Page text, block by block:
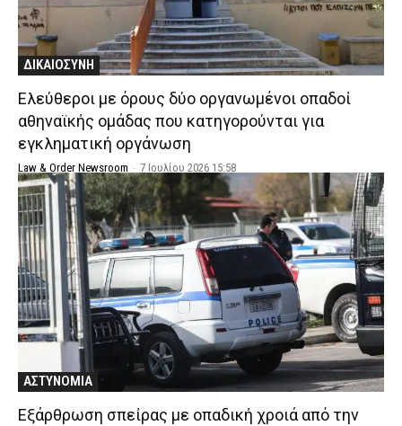
ΔΙΚΑΙΟΣΥΝΗ
Ελεύθεροι με όρους δύο οργανωμένοι οπαδοί
αθηναϊκής ομάδας που κατηγορούνται για
εγκληματική οργάνωση
Law & Order Newsroom - 7 Ιουλίου 2026 15:58
ΑΣΤΥΝΟΜΙΑ
Εξάρθρωση σπείρας με οπαδική χροιά από την